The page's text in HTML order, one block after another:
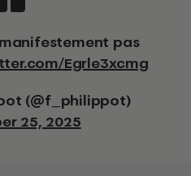
Egrle3xcmg
(@f_philippot)
25, 2025